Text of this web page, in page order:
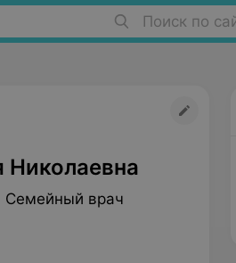
Поиск по
Николаевна
Семейный врач